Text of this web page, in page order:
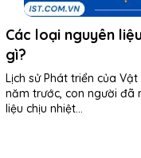
Các loại nguyên
gì?
Lịch sử Phát triển của
năm trước, con người đã
liệu chịu nhiệt...